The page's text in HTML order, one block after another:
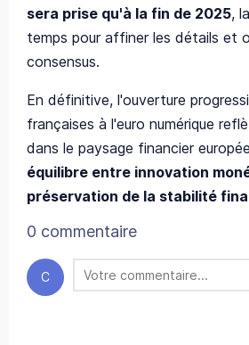
sera prise qu'à la fin de 2025,
temps pour affiner les détails et
consensus.
En définitive, l'ouverture
françaises à l'euro numérique
dans le paysage financier
équilibre entre innovation
préservation de la stabilité
0 commentaire
C